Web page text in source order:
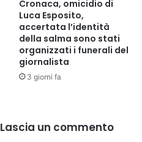
Cronaca, omicidio di
Luca Esposito,
accertata l’identità
della salma sono stati
organizzati i funerali del
giornalista
3 giorni fa
Lascia un commento